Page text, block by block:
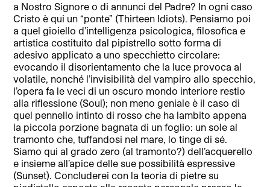
a Nostro Signore o di annunci del Padre? In ogni caso
Cristo è qui un “ponte” (Thirteen Idiots). Pensiamo poi
a quel gioiello d’intelligenza psicologica, filosofica e
artistica costituito dal pipistrello sotto forma di
adesivo applicato a uno specchietto circolare:
evocando il disorientamento che la luce provoca al
volatile, nonché l’invisibilità del vampiro allo specchio,
l’opera fa le veci di un oscuro mondo interiore restio
alla riflessione (Soul); non meno geniale è il caso di
quel pennello intinto di rosso che ha lambito appena
la piccola porzione bagnata di un foglio: un sole al
tramonto che, tuffandosi nel mare, lo tinge di sé.
Siamo qui al grado zero (al tramonto?) dell’acquerello
e insieme all’apice delle sue possibilità espressive
(Sunset). Concluderei con la teoria di pietre su